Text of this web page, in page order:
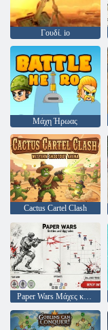
Γουδί. io
Μάχη Ήρωας
Cactus Cartel Clash
Paper Wars Μάχες και αναβαθμίσεις